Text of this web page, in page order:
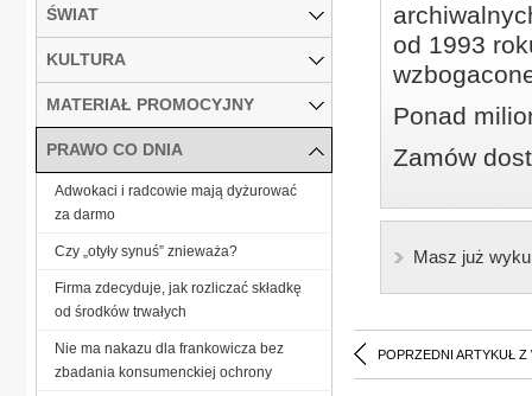
od 1993
Ponad
Zamów
Masz już
POPRZEDNI ARTYKUŁ Z
ŚWIAT
KULTURA
MATERIAŁ PROMOCYJNY
PRAWO CO DNIA
Adwokaci i radcowie mają dyżurować
za darmo
Czy „otyły synuś” znieważa?
Firma zdecyduje, jak rozliczać składkę
od środków trwałych
Nie ma nakazu dla frankowicza bez
zbadania konsumenckiej ochrony